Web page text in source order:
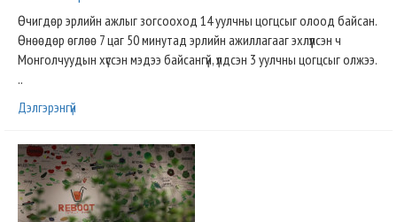
Өчигдөр эрлийн ажлыг зогсооход 14 уулчны цогцсыг олоод байсан.
Өнөөдөр өглөө 7 цаг 50 минутад эрлийн ажиллагааг эхлүүлсэн ч
Монголчуудын хүссэн мэдээ байсангүй, үлдсэн 3 уулчны цогцсыг олжээ.
..
Дэлгэрэнгүй